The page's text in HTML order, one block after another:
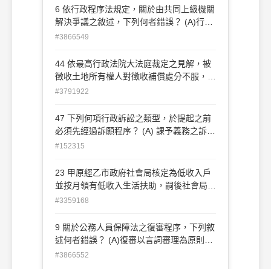
量則有怠於考量之違法事由 (C)兩者皆應受
高密度之司法審查 (D)程序之瑕疵在兩者皆
6 依行政程序法規定，關於由共同上級機關
解決爭議之敘述，下列何者錯誤？ (A)行政
事件經指定管轄後，各機關應為必要職務行
依法均有管轄權，但受理時間先後無法判斷
且有統一管轄之必 要，由共同上級機關決
求與被請求機關無法達成協議時， 由共同
上級機關決定
#3866549
44 依最高行政法院大法庭裁定之見解，被
徵收土地所有權人對徵收補償處分不服，擬
循序提起行政訴 訟時，其應提起之訴訟種
公益訴訟 (D)課予義務訴訟
#3791922
47 下列何項行政訴訟之類型，於提起之前
必須先經過訴願程序？ (A) 課予義務之訴
(B)確認行政處分無效之訴 (C)確認法律關
#152315
23 甲原經乙市政府社會局核定為低收入戶
並按月領有低收入生活扶助，嗣後社會局查
知甲已將戶籍遷出乙市，乃以 A 函通知甲
活扶助。甲不服，循序提起訴願及撤銷訴
訟，經行政法院撤銷 A 函，但社會局僅繼
#3359168
9 關於公務人員保障法之復審程序，下列敘
述何者錯誤？ (A)復審以言詞審理為原則
(B)公務人員保障暨培訓委員會（下稱保訓
#3866552